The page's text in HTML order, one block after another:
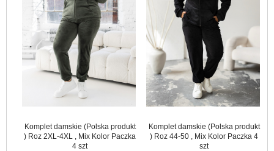
Komplet damskie (Polska produkt
) Roz 2XL-4XL , Mix Kolor Paczka
4 szt
Komplet damskie (Polska produkt
) Roz 44-50 , Mix Kolor Paczka 4
szt